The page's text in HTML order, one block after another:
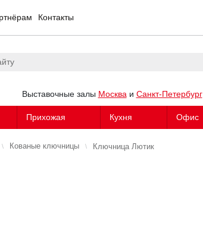
Контакты
Выставочные залы Москва и Санкт-Петербург
Прихожая Кухня Офис
Кованые ключницы Ключница Лютик